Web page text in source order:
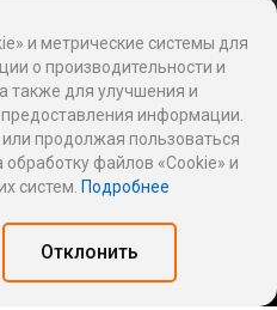
Оставайся на связи
и метрические системы для
о производительности и
также для улучшения и
информации.
продолжая пользоваться
файлов «Cookie» и
систем. Подробнее
Отклонить